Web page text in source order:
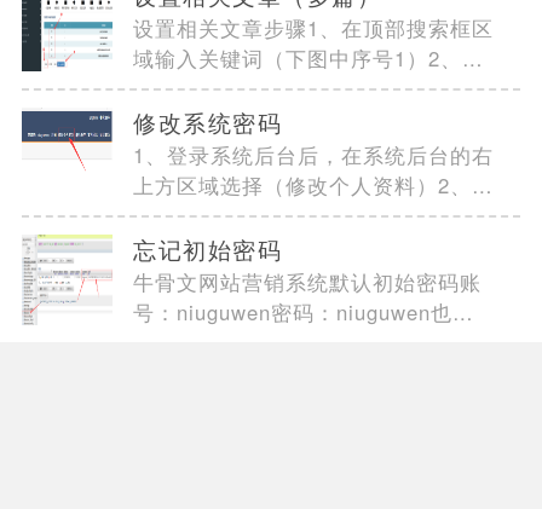
设置相关文章步骤1、在顶部搜索框区
域输入关键词（下图中序号1）2、点
击【搜索】按钮（...
修改系统密码
1、登录系统后台后，在系统后台的右
上方区域选择（修改个人资料）2、在
登录密码文本框...
忘记初始密码
牛骨文网站营销系统默认初始密码账
号：niuguwen密码：niuguwen也可